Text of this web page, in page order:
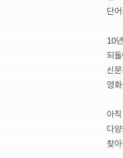
단
10
되
신
영
아
다
찾